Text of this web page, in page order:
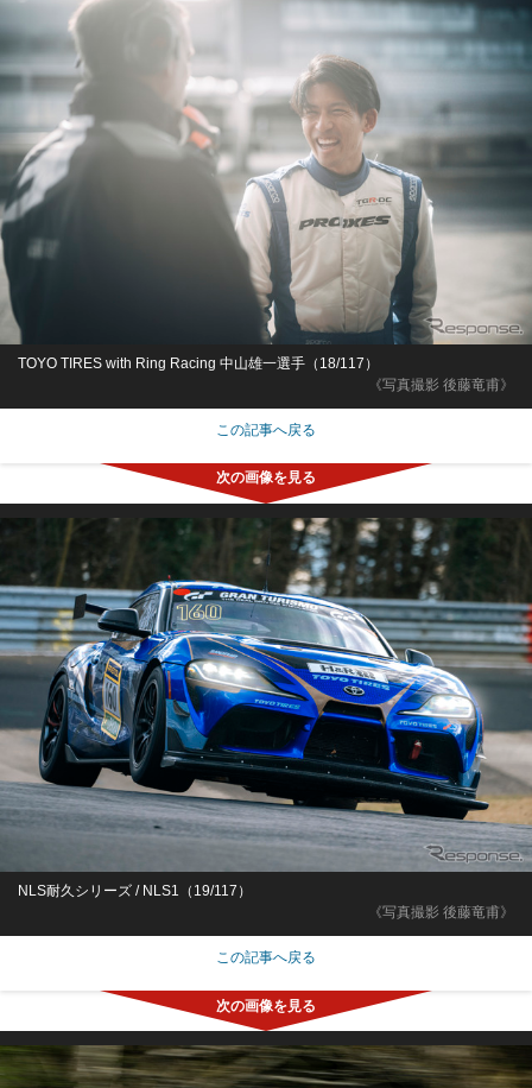
《写真撮影 後藤竜甫》
TOYO TIRES with Ring Racing 中山雄一選手（18/117）
この記事へ戻る
《写真撮影 後藤竜甫》
NLS耐久シリーズ / NLS1（19/117）
この記事へ戻る